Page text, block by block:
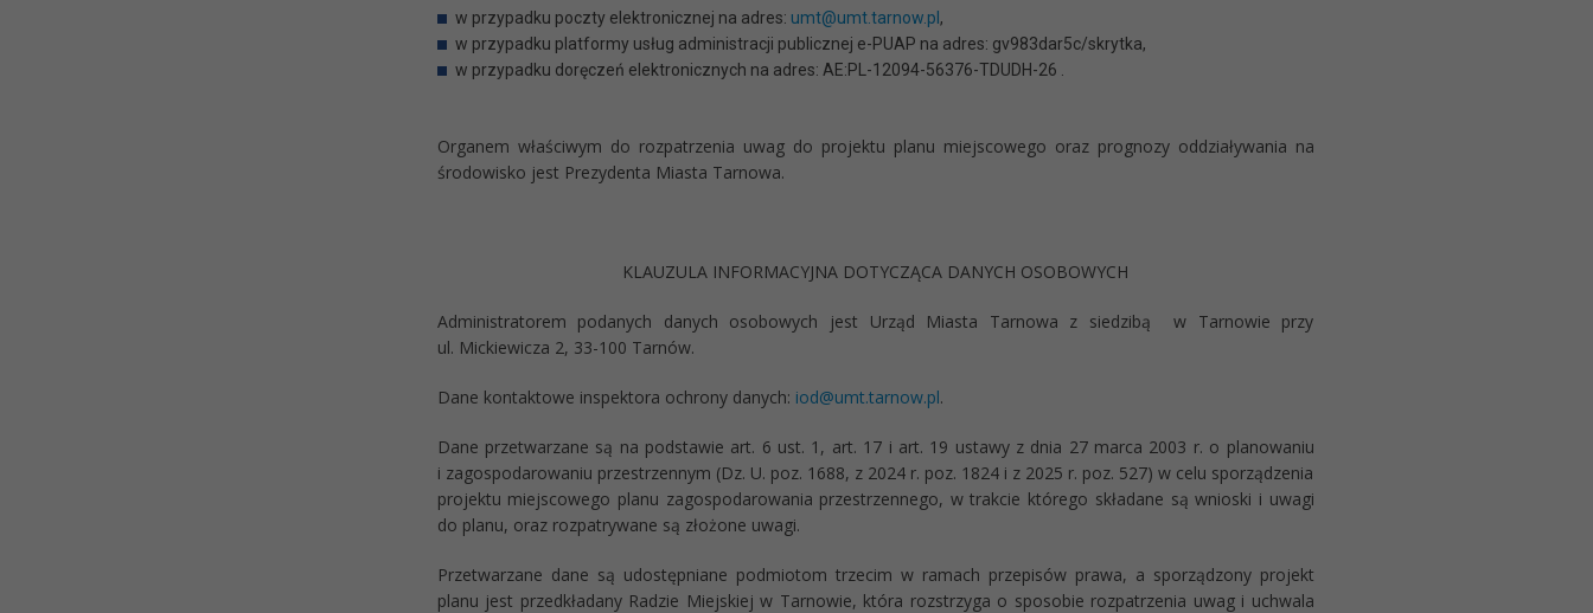
w przypadku poczty elektronicznej na adres: umt@umt.tarnow.pl ,
w przypadku platformy usług administracji publicznej e-PUAP na adres: gv983dar5c/skrytka,
w przypadku doręczeń elektronicznych na adres: AE:PL-12094-56376-TDUDH-26 .
Organem właściwym do rozpatrzenia uwag do projektu planu miejscowego oraz prognozy oddziaływania na
środowisko jest Prezydenta Miasta Tarnowa.
KLAUZULA INFORMACYJNA DOTYCZĄCA DANYCH OSOBOWYCH
Administratorem podanych danych osobowych jest Urząd Miasta Tarnowa z siedzibą w Tarnowie przy
ul. Mickiewicza 2, 33-100 Tarnów.
Dane kontaktowe inspektora ochrony danych: iod@umt.tarnow.pl.
Dane przetwarzane są na podstawie art. 6 ust. 1, art. 17 i art. 19 ustawy z dnia 27 marca 2003 r. o planowaniu
i zagospodarowaniu przestrzennym (Dz. U. poz. 1688, z 2024 r. poz. 1824 i z 2025 r. poz. 527) w celu sporządzenia
projektu miejscowego planu zagospodarowania przestrzennego, w trakcie którego składane są wnioski i uwagi
do planu, oraz rozpatrywane są złożone uwagi.
Przetwarzane dane są udostępniane podmiotom trzecim w ramach przepisów prawa, a sporządzony projekt
planu jest przedkładany Radzie Miejskiej w Tarnowie, która rozstrzyga o sposobie rozpatrzenia uwag i uchwala